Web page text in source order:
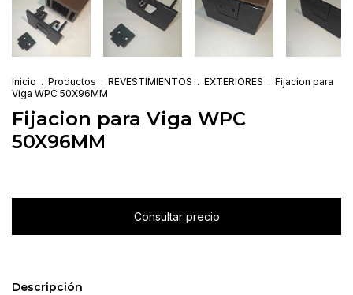
Inicio . Productos . REVESTIMIENTOS . EXTERIORES . Fijacion para
Viga WPC 50X96MM
Fijacion para Viga WPC
50X96MM
Descripción